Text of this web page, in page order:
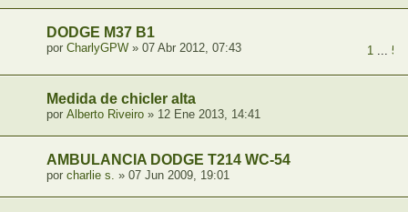
DODGE M37 B1
1 ... 5
por CharlyGPW » 07 Abr 2012, 07:43
Medida de chicler alta
por Alberto Riveiro » 12 Ene 2013, 14:41
AMBULANCIA DODGE T214 WC-54
por charlie s. » 07 Jun 2009, 19:01